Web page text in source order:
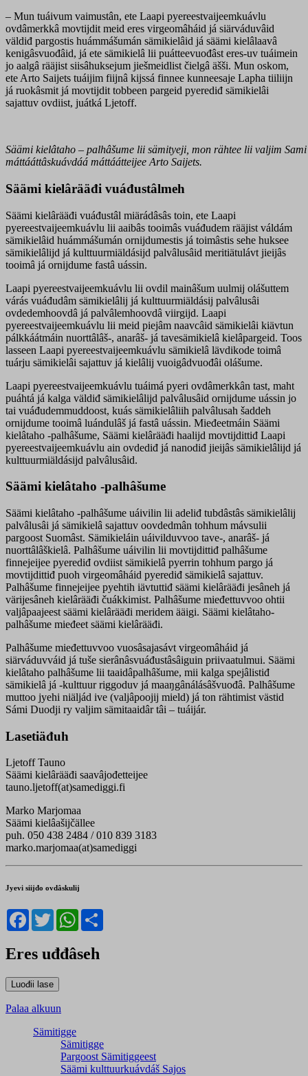
– Mun tuáivum vaimustân, ete Laapi pyereestvaijeemkuávlu
ovdâmerkkâ movtijdit meid eres virgeomâháid já siärváduvâid
väldiđ pargostis huámmášumán sämikielâid já säämi kielâlaavâ
kenigâsvuođâid, já ete sämikielâ lii puátteevuođâst eres-uv tuáimein
jo aalgâ rääjist siisâhuksejum jiešmeidlist čielgâ äšši. Mun oskom,
ete Arto Saijets tuáijim fiijnâ kijssá finnee kunneesaje Lapha tiiliijn
já ruokâsmit já movtijdit tobbeen pargeid pyerediđ sämikielâi
sajattuv ovdiist, juátká Ljetoff.
Säämi kielâtaho – palhâšume lii sämityeji, mon rähtee lii valjim
máttááttâskuávdáá máttáátteijee Arto Saijets.
Säämi kielârääđi vuáđustâlmeh
Säämi kielârääđi vuáđustâl miärádâsâs toin, ete Laapi
pyereestvaijeemkuávlu lii aaibâs tooimâs vuáđudem rääjist váldám
sämikielâid huámmášumán ornijdumestis já toimâstis sehe huksee
sämikielâlijd já kulttuurmiäldásijd palvâlusâid meritiätulávt jieijâs
tooimâ já ornijdume fastâ uássin.
Laapi pyereestvaijeemkuávlu lii ovdil mainâšum uulmij olášuttem
várás vuáđudâm sämikielâlij já kulttuurmiäldásij palvâlusâi
ovdedemhoovdâ já palvâlemhoovdâ viirgijd. Laapi
pyereestvaijeemkuávlu lii meid piejâm naavcâid sämikielâi kiävtun
pálkkáátmáin nuorttâlâš-, anarâš- já tavesämikielâ kielâpargeid. Toos
lasseen Laapi pyereestvaijeemkuávlu sämikielâ lävdikode toimâ
tuárju sämikielâi sajattuv já kielâlij vuoigâdvuođâi olášume.
Laapi pyereestvaijeemkuávlu tuáimá pyeri ovdâmerkkân tast, maht
puáhtá já kalga väldiđ sämikielâlijd palvâlusâid ornijdume uássin jo
tai vuáđudemmuddoost, kuás sämikielâliih palvâlusah šaddeh
ornijdume tooimâ luándulâš já fastâ uássin. Mieđeetmáin Säämi
kielâtaho -palhâšume, Säämi kielârääđi haalijd movtijdittiđ Laapi
pyereestvaijeemkuávlu ain ovdediđ já nanodiđ jieijâs sämikielâlijd já
kulttuurmiäldásijd palvâlusâid.
Säämi kielâtaho -palhâšume
Säämi kielâtaho -palhâšume uáivilin lii adeliđ tubdâstâs sämikielâlij
palvâlusâi já sämikielâ sajattuv oovdedmân tohhum mávsulii
pargoost Suomâst. Sämikieláin uáivilduvvoo tave-, anarâš- já
nuorttâlâškielâ. Palhâšume uáivilin lii movtijdittiđ palhâšume
finnejeijee pyerediđ ovdiist sämikielâ pyerrin tohhum pargo já
movtijdittiđ puoh virgeomâháid pyerediđ sämikielâ sajattuv.
Palhâšume finnejeijee pyehtih iävtuttiđ säämi kielârääđi jesâneh já
värijesâneh kielârääđi čuákkimist. Palhâšume mieđettuvvoo ohtii
valjâpaajeest säämi kielârääđi meridem ääigi. Säämi kielâtaho-
palhâšume mieđeet säämi kielârääđi.
Palhâšume mieđettuvvoo vuosâsajasávt virgeomâháid já
siärváduvváid já tuše sierânâsvuáđustâsâiguin priivaatulmui. Säämi
kielâtaho palhâšume lii taaidâpalhâšume, mii kalga spejâlistiđ
sämikielâ já -kulttuur riggoduv já maaŋgânálásâšvuođâ. Palhâšume
muttoo jyehi niäljád ive (valjâpoojij mield) já ton rähtimist västid
Sámi Duodji ry valjim sämitaaidâr tâi – tuáijár.
Lasetiäđuh
Ljetoff Tauno
Säämi kielârääđi saavâjođetteijee
tauno.ljetoff(at)samediggi.fi
Marko Marjomaa
Säämi kielâašijčällee
puh. 050 438 2484 / 010 839 3183
marko.marjomaa(at)samediggi
Jyevi siijđo ovdâskulij
Facebook
TwitterWhatsApp
Eres uđđâseh
Palaa alkuun
Sämitigge
Sämitigge
Pargoost Sämitiggeest
Säämi kulttuurkuávdáš Sajos